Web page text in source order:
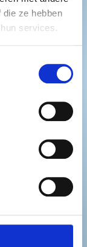
ze hebben
services.
hoogste
deze kans